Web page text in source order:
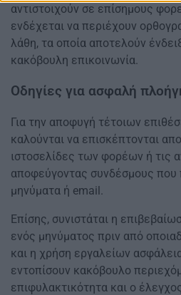
αντιστοιχούν σε επίσημους
ενδέχεται να περιέχουν
λάθη, τα οποία αποτελούν
κακόβουλη επικοινωνία.
Οδηγίες για ασφαλή
Για την αποφυγή τέτοιων
καλούνται να επισκέπτονται
ιστοσελίδες των φορέων ή τις
αποφεύγοντας συνδέσμους που
μηνύματα ή email.
Επίσης, συνιστάται η
ενός μηνύματος πριν από
και η χρήση εργαλείων
εντοπίσουν κακόβουλο
επιφυλακτικότητα και ο